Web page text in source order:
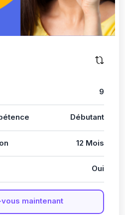
9
Débutant
12 Mois
Oui
maintenant